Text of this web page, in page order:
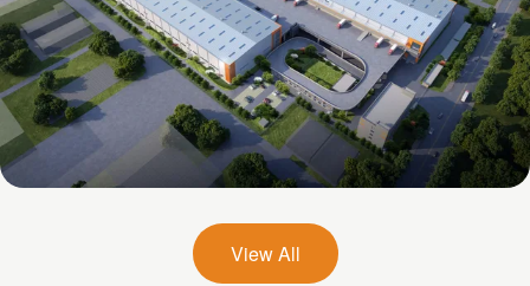
Mapletree (Qihe) International
Comprehensive Industrial Park
View All